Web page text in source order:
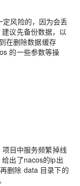
风险的，因为会丢
议先备份数据，以
在删除数据缓存
的一些参数等操
目中服务频繁掉线
出了nacos的ip出
删除 data 目录下的